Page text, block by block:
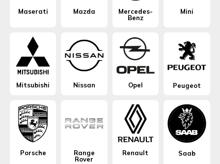
Maserati Mazda
Mercedes-
Benz
Mini
Mitsubishi Nissan Opel Peugeot
Porsche
Range
Rover
Renault Saab